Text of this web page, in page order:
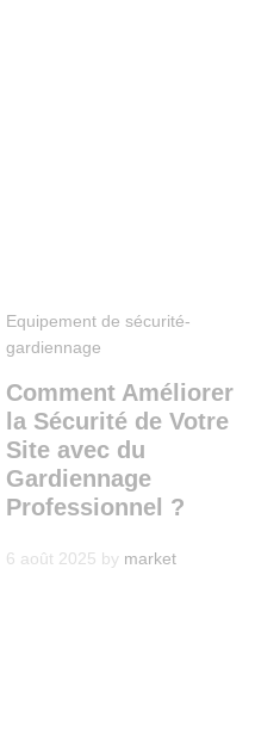
Equipement de sécurité-
gardiennage
Comment Améliorer
la Sécurité de Votre
Site avec du
Gardiennage
Professionnel ?
6 août 2025 by market